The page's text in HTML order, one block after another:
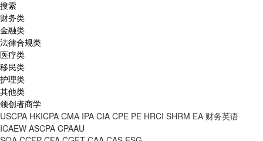
搜索
财务类
金融类
法律合规类
医疗类
移民类
护理类
其他类
领创者商学
USCPA HKICPA CMA IPA CIA CPE PE HRCI SHRM EA 财务英语
ICAEW ASCPA CPAAU